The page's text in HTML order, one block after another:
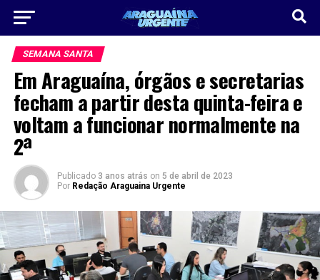
SEMANA SANTA
Em Araguaína, órgãos e secretarias
fecham a partir desta quinta-feira e
voltam a funcionar normalmente na
2ª
Publicado 3 anos atrás on 5 de abril de 2023
Por Redação Araguaina Urgente